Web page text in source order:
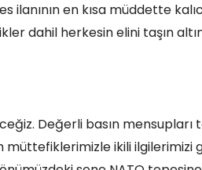
ilanının en kısa müddette
dahil herkesin elini taşın
Değerli basın
ikili ilgilerimizi